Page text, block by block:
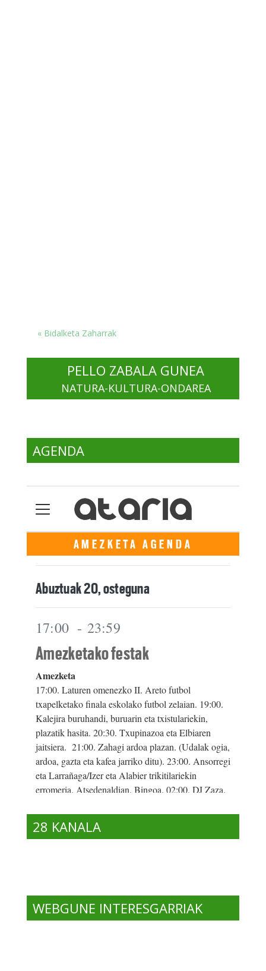
« Bidalketa Zaharrak
PELLO ZABALA GUNEA
NATURA-KULTURA-ONDAREA
AGENDA
28 KANALA
WEBGUNE INTERESGARRIAK